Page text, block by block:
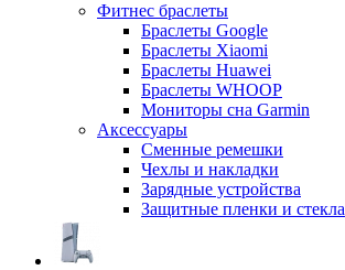
Фитнес браслеты
Браслеты Google
Браслеты Xiaomi
Браслеты Huawei
Браслеты WHOOP
Мониторы сна Garmin
Аксессуары
Сменные ремешки
Чехлы и накладки
Зарядные устройства
Защитные пленки и стекла